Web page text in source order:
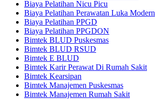
Biaya Pelatihan Nicu Picu
Biaya Pelatihan Perawatan Luka Modern
Biaya Pelatihan PPGD
Biaya Pelatihan PPGDON
Bimtek BLUD Puskesmas
Bimtek BLUD RSUD
Bimtek E BLUD
Bimtek Karir Perawat Di Rumah Sakit
Bimtek Kearsipan
Bimtek Manajemen Puskesmas
Bimtek Manajemen Rumah Sakit